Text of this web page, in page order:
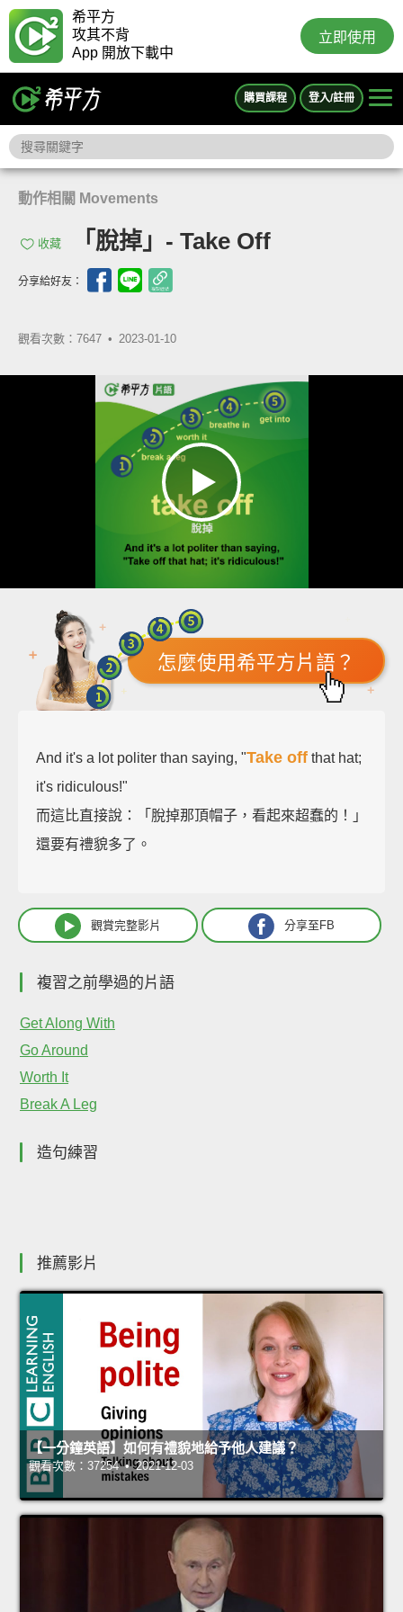
希平方
攻其不背
App 開放下載中
立即使用
購買課程 登入/註冊
動作相關 Movements
收藏 「脫掉」- Take Off
分享給好友：
觀看次數：7647 • 2023-01-10
怎麼使用希平方片語？
And it's a lot politer than saying, "Take off that hat;
it's ridiculous!"
而這比直接說：「脫掉那頂帽子，看起來超蠢的！」
還要有禮貌多了。
觀賞完整影片 分享至FB
複習之前學過的片語
Get Along With
Go Around
Worth It
Break A Leg
造句練習
推薦影片
【一分鐘英語】如何有禮貌地給予他人建議？
觀看次數：37254 • 2021-12-03